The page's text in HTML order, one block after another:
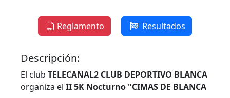
Reglamento Resultados
Descripción:
El club TELECANAL2 CLUB DEPORTIVO BLANCA
organiza el II 5K Nocturno "CIMAS DE BLANCA